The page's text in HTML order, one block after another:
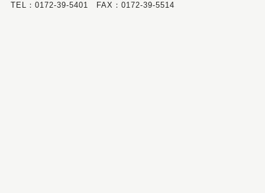
TEL：0172-39-5401 FAX：0172-39-5514